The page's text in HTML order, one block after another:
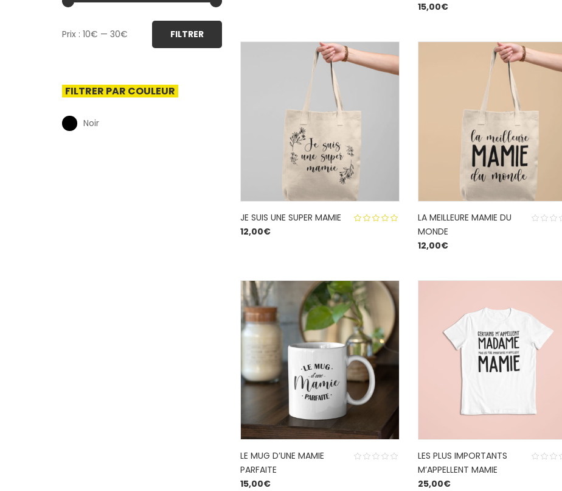
min
max
FILTRER
Prix : 10€ — 30€
FILTRER PAR COULEUR
Noir
15,00€
JE SUIS UNE SUPER MAMIE
12,00€
LA MEILLEURE MAMIE DU
MONDE
12,00€
LE MUG D’UNE MAMIE
PARFAITE
15,00€
LES PLUS IMPORTANTS
M’APPELLENT MAMIE
25,00€